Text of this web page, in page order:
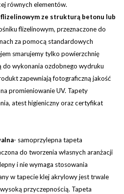
równych elementów.
ze strukturą betonu lub
flizelinowym, przeznaczone do
za pomocą standardowych
smarujemy tylko powierzchnię
do wykonania ozdobnego wydruku
zapewniają fotograficzną jakość
promieniowanie UV. Tapety
atest higieniczny oraz certyfikat
- samoprzylepna tapeta
do tworzenia własnych aranżacji
i nie wymaga stosowania
w tapecie klej akrylowy jest trwale
przyczepnością. Tapeta